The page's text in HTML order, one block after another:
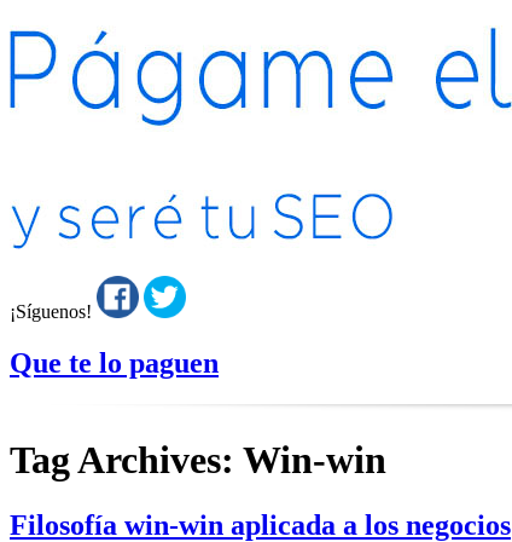
¡Síguenos!
Que te lo paguen
Tag Archives: Win-win
Filosofía win-win aplicada a los negocios